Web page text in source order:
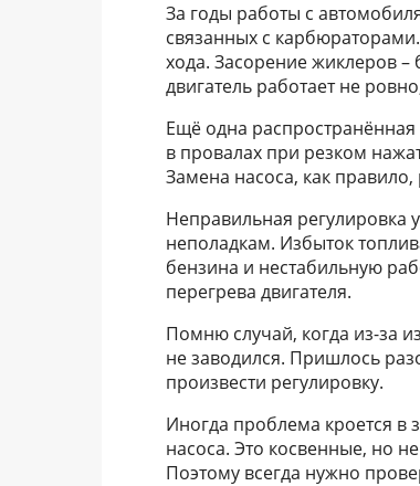
За годы работы с
связанных с
хода. Засорение жиклеров
двигатель работает не
Ещё одна
в провалах при резком
Замена насоса, как
Неправильная регулировка
неполадкам. Избыток
бензина и нестабильную
перегрева двигателя.
Помню случай, когда из-за
не заводился. Пришлось
произвести регулировку.
Иногда проблема кроется в
насоса. Это косвенные, но
Поэтому всегда нужно